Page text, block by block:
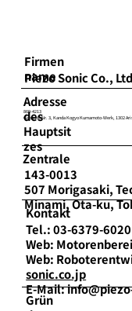
Firmen
name
Piezo Sonic Co.,
Adresse
des
Hauptsit
zes
869-4213
Gebäude Nr. 3, Kanda Kogyo Kumamoto-Werk, 1302
Kontakt
Tel.: 03-6379-6020
Web:
Web:
sonic.co.jp
E-Mail:
Grün
Zentrale
143-0013
507 Morigasaki,
Minami, Ota-ku,